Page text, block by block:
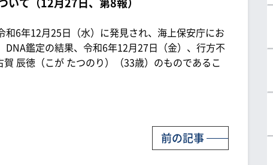
6年12月25日（水）に発見され、海上保安庁にお
鑑定の結果、令和6年12月27日（金）、行方不
辰徳（こが たつのり）（33歳）のものであるこ
前の記事